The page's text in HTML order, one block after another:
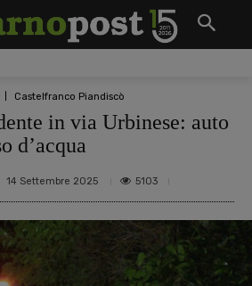
Castelfranco Piandiscò
in via Urbinese: auto
d’acqua
14 Settembre 2025 5103